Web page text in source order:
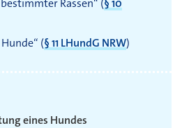
Rassen“ (§ 10
(§ 11 LHundG NRW)
eines Hundes